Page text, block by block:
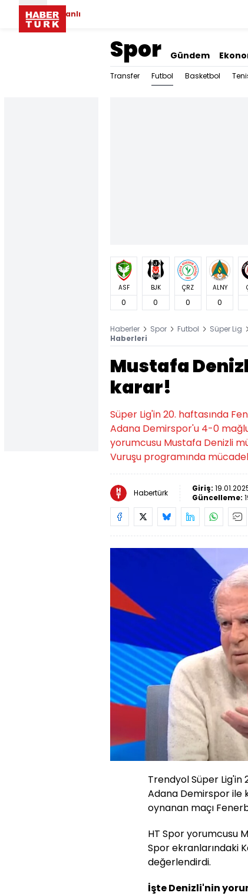
Canlı
Spor Gündem
Transfer Futbol Basketbol
ASF
0
BJK
0
ÇRZ
0
ALNY
0
Haberler Spor Futbol Süper Lig
Haberleri
Mustafa
karar!
Süper Lig'in 20. haftasında
Adana Demirspor'u 4-0
yorumcusu Mustafa Denizli
Vuruşu programında
Habertürk Giriş:
Güncelleme:
Trendyol Süper
Adana Demirspor ile
oynanan maçı
HT Spor yorumcusu
Spor ekranlarındaki
değerlendirdi.
İşte Denizli'nin